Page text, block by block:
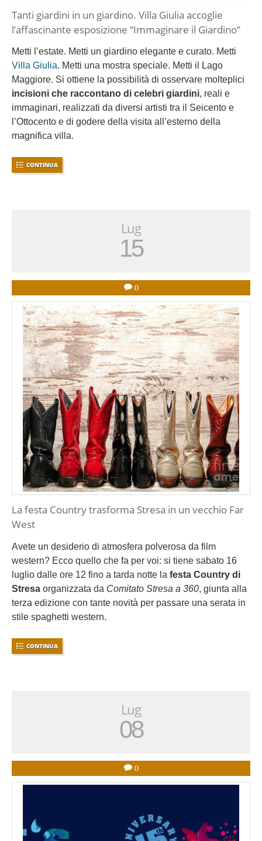
Tanti giardini in un giardino. Villa Giulia accoglie
l’affascinante esposizione “Immaginare il Giardino”
Metti l’estate. Metti un giardino elegante e curato. Metti
Villa Giulia. Metti una mostra speciale. Metti il Lago
Maggiore. Si ottiene la possibilità di osservare molteplici
incisioni che raccontano di celebri giardini, reali e
immaginari, realizzati da diversi artisti tra il Seicento e
l’Ottocento e di godere della visita all’esterno della
magnifica villa.
CONTINUA
Lug
15
0
La festa Country trasforma Stresa in un vecchio Far
West
Avete un desiderio di atmosfera polverosa da film
western? Ecco quello che fa per voi: si tiene sabato 16
luglio dalle ore 12 fino a tarda notte la festa Country di
Stresa organizzata da Comitato Stresa a 360, giunta alla
terza edizione con tante novità per passare una serata in
stile spaghetti western.
CONTINUA
Lug
08
0